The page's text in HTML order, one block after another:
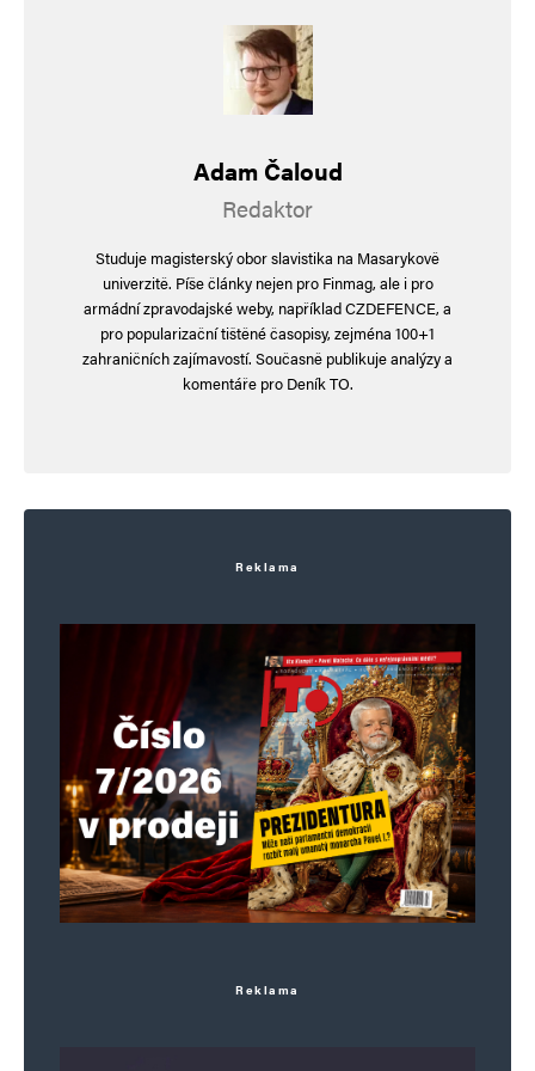
a v případě, že ne tak platí ten druhý. V případě,
že se ani jedna nedostane přes 5% tak se hlas
Navigace pro komentáře
Napsat komentář
Vaše e-mailová adresa nebude zveřejněna.Vyžadované informace jsou
Webová stránka
Uložit do prohlížeče jméno, e-mail a webovou stránku pro budoucí
komentáře.
Adam Čaloud
Redaktor
Studuje magisterský obor slavistika na Masarykově
univerzitě. Píše články nejen pro Finmag, ale i pro
armádní zpravodajské weby, například CZDEFENCE, a
pro popularizační tištěné časopisy, zejména 100+1
zahraničních zajímavostí. Současně publikuje analýzy a
komentáře pro Deník TO.
Reklama
Reklama